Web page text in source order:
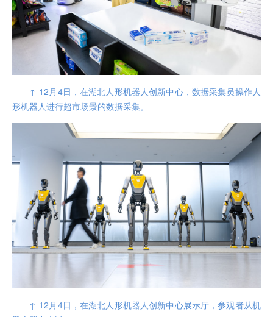
↑ 12月4日，在湖北人形机器人创新中心，数据采集员操作人
形机器人进行超市场景的数据采集。
↑ 12月4日，在湖北人形机器人创新中心展示厅，参观者从机